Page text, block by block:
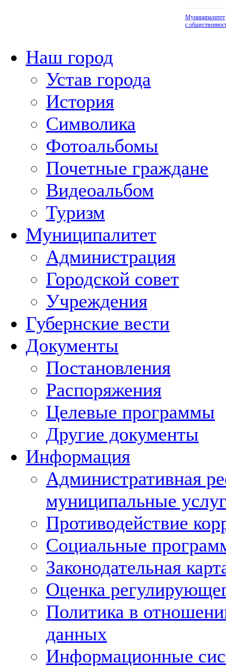
Муниципалитет
с
Наш город
Устав города
История
Символика
Фотоальбомы
Почетные граждане
Видеоальбом
Туризм
Муниципалитет
Администрация
Городской совет
Учреждения
Губернские вести
Документы
Постановления
Распоряжения
Целевые программы
Другие документы
Информация
Административная
муниципальные
Противодействие
Социальные
Законодательная
Оценка
Политика в
данных
Информационные